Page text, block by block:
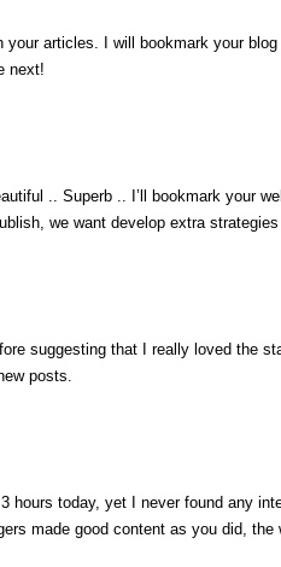
articles. I will bookmark your
next!
.. Superb .. I’ll bookmark your
we want develop extra
suggesting that I really loved the
posts.
hours today, yet I never found any
made good content as you did,